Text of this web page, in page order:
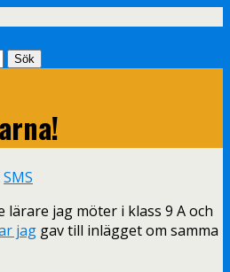
SMS
lärare jag möter i klass 9 A och
jag gav till inlägget om samma